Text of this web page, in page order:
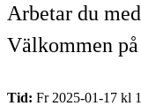
Arbetar du
Välkommen
Tid: Fr 2025-01-17 kl